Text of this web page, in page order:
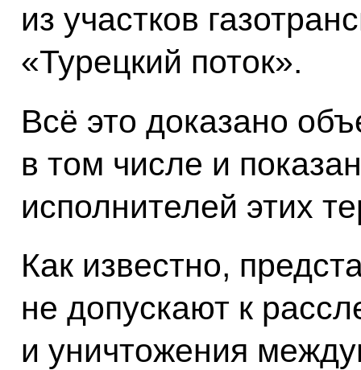
из участков
«Турецкий поток».
Всё это доказано
в том числе и
исполнителей этих
Как известно,
не допускают к
и уничтожения